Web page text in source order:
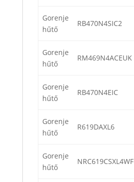
Gorenje
hűtő
RB470N4SIC2
Gorenje
hűtő
RM469N4ACEUK
Gorenje
hűtő
RB470N4EIC
Gorenje
hűtő
R619DAXL6
Gorenje
hűtő
NRC619CSXL4WF